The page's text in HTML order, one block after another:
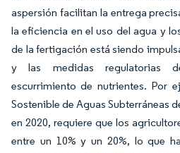
aspersión facilitan la entrega
la eficiencia en el uso del agua y
de la fertigación está siendo
y las medidas regulatorias
escurrimiento de nutrientes. Por
Sostenible de Aguas Subterráneas
en 2020, requiere que los
entre un 10% y un 20%, lo que